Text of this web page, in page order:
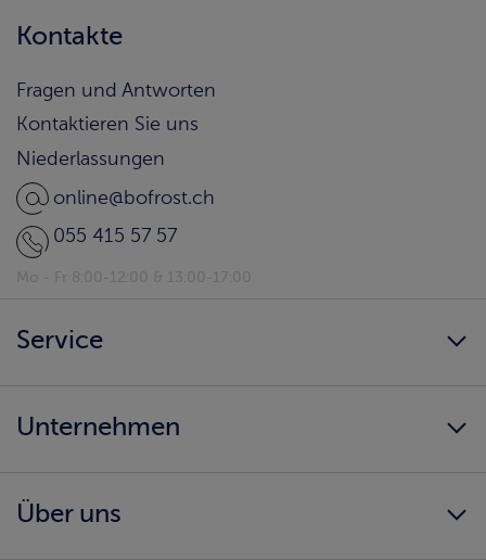
Kontakte
Fragen und Antworten
Kontaktieren Sie uns
Niederlassungen
online@bofrost.ch
055 415 57 57
Service
bofrost* Home
Ernährungsberatung
Unternehmen
AGB
Über uns